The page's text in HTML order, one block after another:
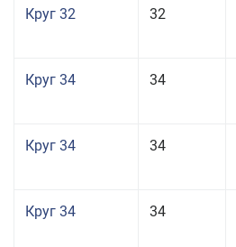
Круг 32 32
Круг 34 34
Круг 34 34
Круг 34 34